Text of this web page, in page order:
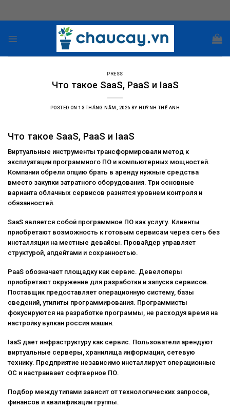
PRESS
Что такое SaaS, PaaS и IaaS
POSTED ON13 THÁNG NĂM, 2026 BY HUỲNH THẾ ANH
Что такое SaaS, PaaS и IaaS
Виртуальные инструменты трансформировали метод к
эксплуатации программного ПО и компьютерных мощностей.
Компании обрели опцию брать в аренду нужные средства
вместо закупки затратного оборудования. Три основные
варианта облачных сервисов разнятся уровнем контроля и
обязанностей.
SaaS является собой программное ПО как услугу. Клиенты
приобретают возможность к готовым сервисам через сеть без
инсталляции на местные девайсы. Провайдер управляет
структурой, апдейтами и сохранностью.
PaaS обозначает площадку как сервис. Девелоперы
приобретают окружение для разработки и запуска сервисов.
Поставщик предоставляет операционную систему, базы
сведений, утилиты программирования. Программисты
фокусируются на разработке программы, не расходуя время на
настройку вулкан россия машин.
IaaS дает инфраструктуру как сервис. Пользователи арендуют
виртуальные серверы, хранилища информации, сетевую
технику. Предприятие независимо инсталлирует операционные
ОС и настраивает софтверное ПО.
Подбор между типами зависит от технологических запросов,
финансов и квалификации группы.